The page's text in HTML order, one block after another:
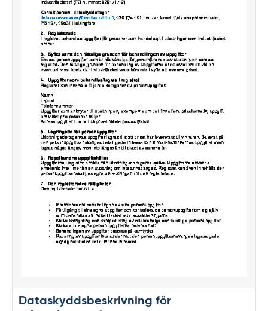
Dataskyddsbeskrivning för